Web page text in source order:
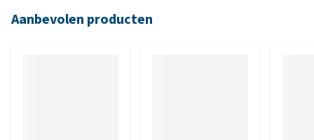
Aanbevolen producten